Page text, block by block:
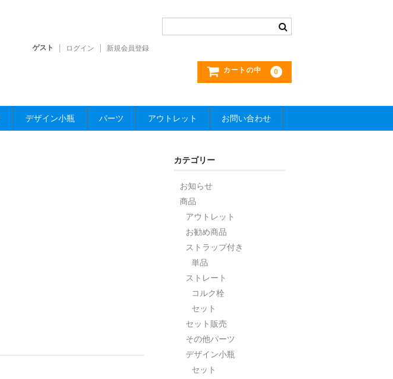
ゲスト ログイン 新規会員登録
カートの中 0
デザイン小瓶 パーツ アウトレット お問い合わせ
カテゴリー
お知らせ
商品
アウトレット
お勧め商品
ストラップ付き
単品
ストレート
コルク栓
セット
セット販売
その他パーツ
デザイン小瓶
セット